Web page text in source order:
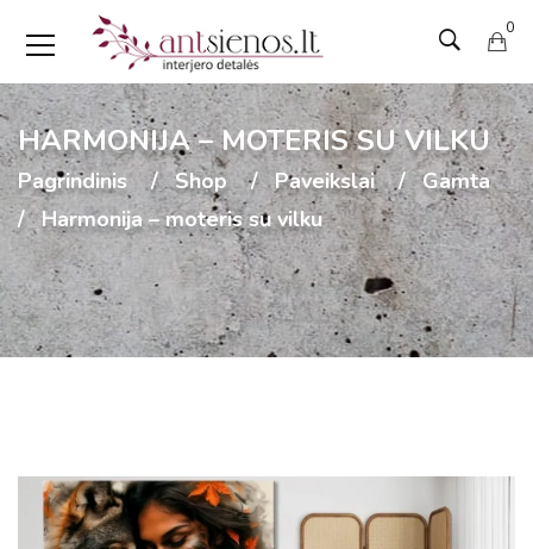
0
HARMONIJA – MOTERIS SU VILKU
Pagrindinis Shop Paveikslai
Gamta
Harmonija – moteris su vilku